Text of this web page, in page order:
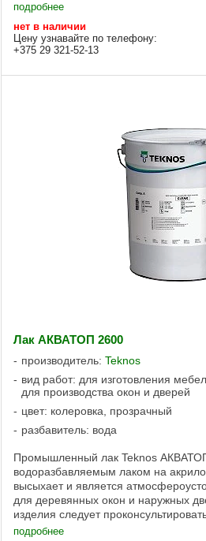
подробнее
нет в наличии
Цену узнавайте по телефону:
+375 29 321-52-13
Лак АКВАТОП 2600
производитель: Teknos
вид работ: для изготовления
для производства окон и дверей
цвет: колеровка, прозрачный
разбавитель: вода
Промышленный лак Teknos
водоразбавляемым лаком на
высыхает и является
для деревянных окон и наружных
изделия следует
подробнее